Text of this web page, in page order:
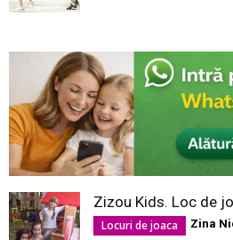
Zizou Kids. Loc de
Locuri de joaca Zina